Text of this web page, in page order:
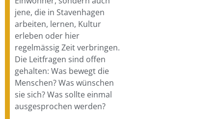
jene, die in Stavenhagen
arbeiten, lernen, Kultur
erleben oder hier
regelmässig Zeit verbringen.
Die Leitfragen sind offen
gehalten: Was bewegt die
Menschen? Was wünschen
sie sich? Was sollte einmal
ausgesprochen werden?